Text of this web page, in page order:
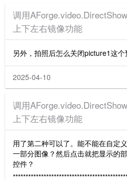
调用
上下左右镜像功能
另外，拍照后怎么关闭picture1这
2025-04-10
调用
上下左右镜像功能
用了第二种可以了。能不能在自定
一部分图像？然后点击就把显示的
控件？